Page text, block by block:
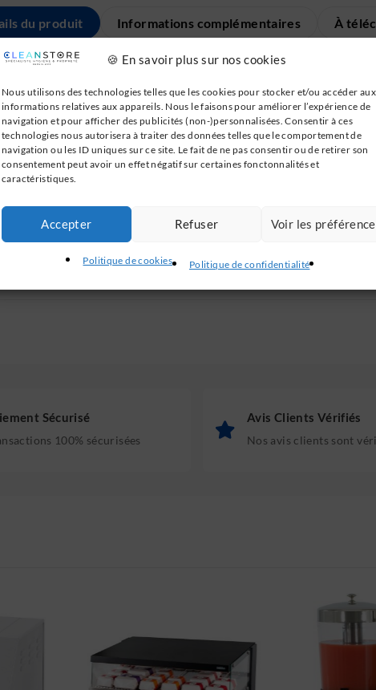
🍪 En savoir plus sur nos cookies
Nous utilisons des technologies telles que les cookies pour stocker et/ou accéder aux
informations relatives aux appareils. Nous le faisons pour améliorer l’expérience de
navigation et pour afficher des publicités (non-)personnalisées. Consentir à ces
technologies nous autorisera à traiter des données telles que le comportement de
navigation ou les ID uniques sur ce site. Le fait de ne pas consentir ou de retirer son
consentement peut avoir un effet négatif sur certaines fonctonnalités et
caractéristiques.
Accepter Refuser Voir les
Politique de cookies Politique de confidentialité
du produit Informations complémentaires À
Sécurisé
100% sécurisées
Avis Clients Vérifiés
Nos avis clients sont